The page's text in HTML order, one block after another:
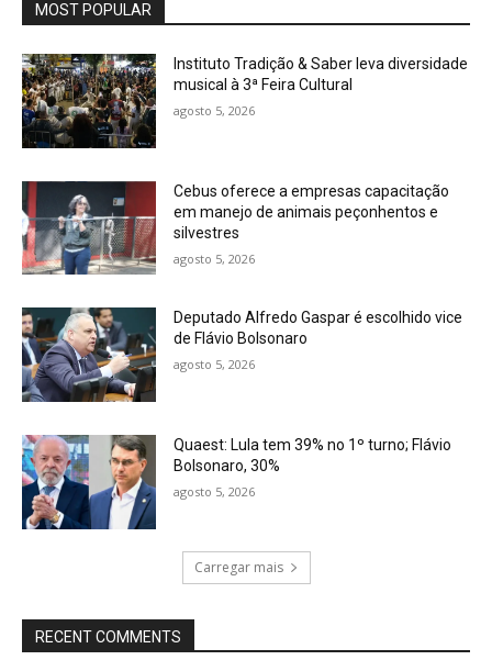
MOST POPULAR
Instituto Tradição & Saber leva diversidade
musical à 3ª Feira Cultural
agosto 5, 2026
Cebus oferece a empresas capacitação
em manejo de animais peçonhentos e
silvestres
agosto 5, 2026
Deputado Alfredo Gaspar é escolhido vice
de Flávio Bolsonaro
agosto 5, 2026
Quaest: Lula tem 39% no 1º turno; Flávio
Bolsonaro, 30%
agosto 5, 2026
Carregar mais
RECENT COMMENTS